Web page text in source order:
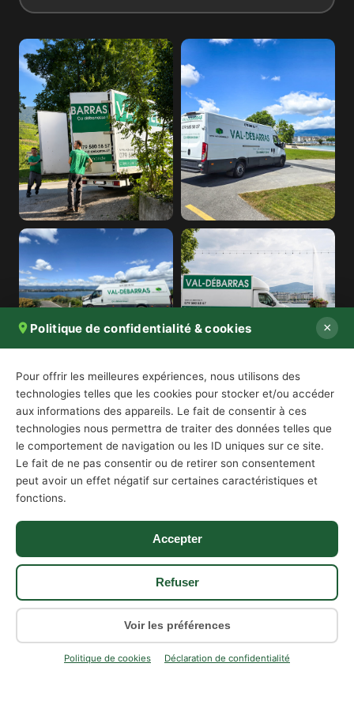
Politique de confidentialité & cookies ×
Pour offrir les meilleures expériences, nous utilisons des
technologies telles que les cookies pour stocker et/ou accéder
aux informations des appareils. Le fait de consentir à ces
technologies nous permettra de traiter des données telles que
le comportement de navigation ou les ID uniques sur ce site.
Le fait de ne pas consentir ou de retirer son consentement
peut avoir un effet négatif sur certaines caractéristiques et
fonctions.
Accepter
Refuser
Voir les préférences
Politique de cookies Déclaration de confidentialité
079 580 58 57
Lun–Sam · 08h00–18h00
info@val-debarras.ch
Réponse sous 2h
Devis sous 24h
Réponse garantie
GE · VD · VS · FR · NE · JU
Val-Débarras